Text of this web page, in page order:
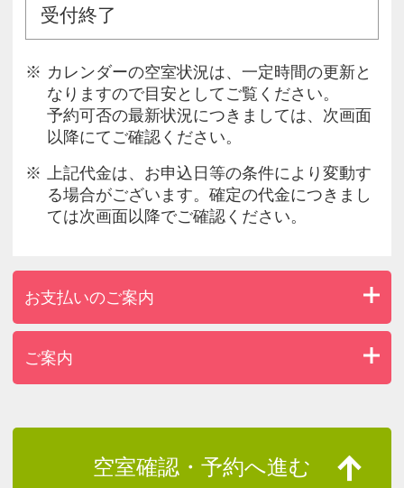
受付終了
カレンダーの空室状況は、一定時間の更新と
なりますので目安としてご覧ください。
予約可否の最新状況につきましては、次画面
以降にてご確認ください。
上記代金は、お申込日等の条件により変動す
る場合がございます。確定の代金につきまし
ては次画面以降でご確認ください。
お支払いのご案内
ご案内
空室確認・予約へ進む